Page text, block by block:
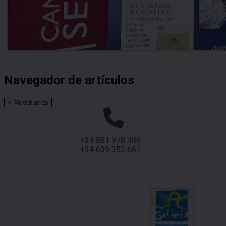
Navegador de artículos
+34 881 978 488
+34 639 353 661